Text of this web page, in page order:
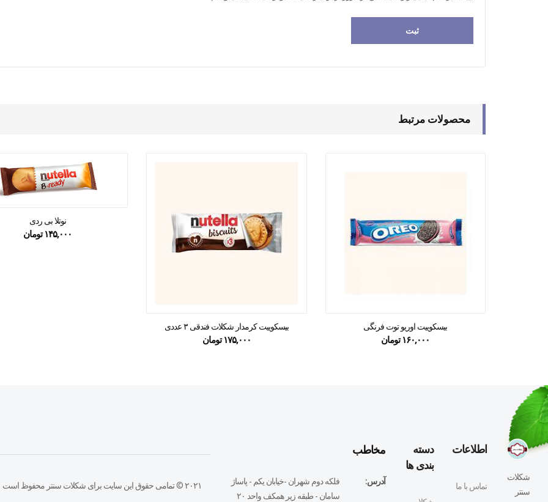
محصولات مرتبط
بیسکوییت اوریو توت فرنگی
۱۶۰,۰۰۰ تومان
بیسکوییت کرمدار شکلات فندقی ۳ عددی
۱۷۵,۰۰۰ تومان
نوتلا بی ردی
۱۴۵,۰۰۰ تومان
شکلات
سنتر
اطلاعات
تماس با ما
دسته
بندی ها
مخاطب
آدرس:
فلكه دوم شهران -خيابان يكم - پاساژ
سامان - طبقه زير همكف واحد ٢٠
۲۰۲۱ © تمامی حقوق این سایت برای شکلات سنتر محفوظ است